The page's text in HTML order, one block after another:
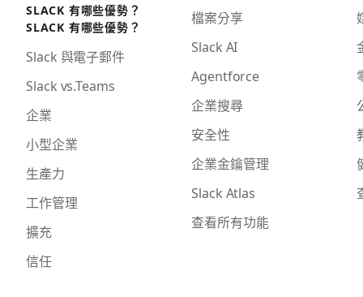
SLACK 有哪些優勢？
SLACK 有哪些優勢？
Slack 與電子郵件
Slack vs.Teams
企業
小型企業
生產力
工作管理
擴充
信任
檔案分享
Slack AI
Agentforce
企業搜尋
安全性
企業金鑰管理
Slack Atlas
查看所有功能